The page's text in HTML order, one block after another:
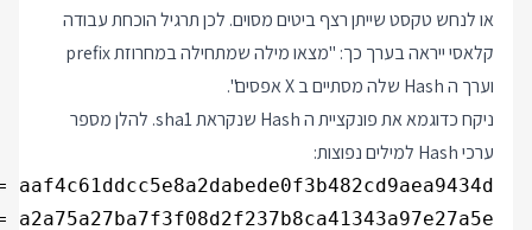
או לנחש טקסט שייתן רצף ביטים מסוים. לכן תרגיל הוכחת עבודה
קלאסי ייראה בערך כך: "מצאו מילה שמתחילה במחרוזת prefix
וערך ה Hash שלה מסתיים ב X אפסים".
ניקח כדוגמא את פונקציית ה Hash שנקראת sha1. להלן מספר
ערכי Hash למילים נפוצות: